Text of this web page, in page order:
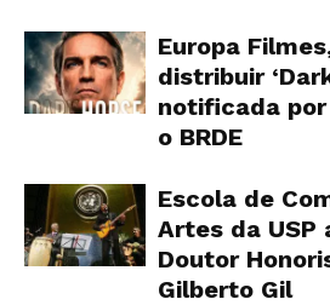
Europa
distribuir
notificada
o BRDE
Escola de
Artes da
Doutor
Gilberto Gil